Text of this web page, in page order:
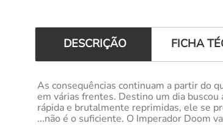
DESCRIÇÃO FICHA
As consequências continuam a partir do
em várias frentes. Destino um dia
rápida e brutalmente reprimidas, ele se
...não é o suficiente. O Imperador Doom